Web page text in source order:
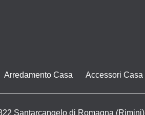
Arredamento Casa Accessori Casa
Santarcangelo di Romagna (Rimini)